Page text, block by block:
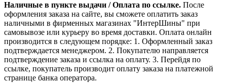
Наличные в пункте выдачи / Оплата по ссылке. После
оформления заказа на сайте, вы сможете оплатить заказ
наличными в фирменных магазинах "ИнтерШины" при
самовывозе или курьеру во время доставки. Оплата онлайн
производится в следующем порядке: 1. Оформленный заказ
подтверждается менеджером. 2. Покупателю направляется
подтверждение заказа и ссылка на оплату. 3. Перейдя по
ссылке, покупатель производит оплату заказа на платежной
странице банка оператора.